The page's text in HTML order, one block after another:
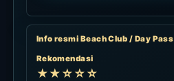
Info resmi Beach Club / Day Pass
Rekomendasi
★★☆☆☆